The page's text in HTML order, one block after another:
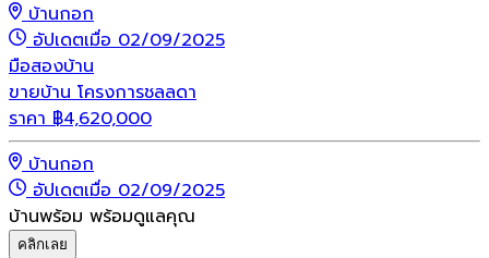
บ้านกอก
อัปเดตเมื่อ 02/09/2025
มือสองบ้าน
ขายบ้าน โครงการชลลดา
ราคา ฿4,620,000
บ้านกอก
อัปเดตเมื่อ 02/09/2025
บ้านพร้อม พร้อมดูแลคุณ
คลิกเลย